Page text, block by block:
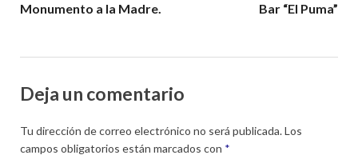
Monumento a la Madre. Bar “El Puma”
Deja un comentario
Tu dirección de correo electrónico no será publicada.Los
campos obligatorios están marcados con *